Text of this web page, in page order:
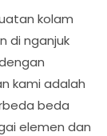
kolam
di nganjuk
kami adalah
beda
elemen dan